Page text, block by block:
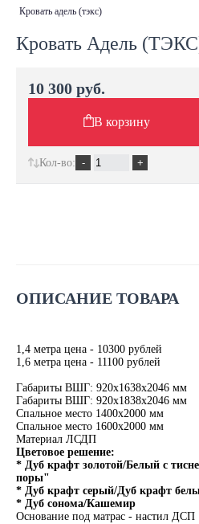
кровать адель (тэкс)
Кровать Адель
ОПИСАНИЕ ТОВАРА
1,4 метра цена - 10300 рублей
1,6 метра цена - 11100 рублей
Габариты ВШГ: 920х1638х2046 мм
Габариты ВШГ: 920х1838х2046 мм
Спальное место 1400х2000 мм
Спальное место 1600х2000 мм
Материал ЛСДП
Цветовое решение:
* Дуб крафт золотой/Белый с
поры"
* Дуб крафт серый/Дуб крафт
* Дуб сонома/Кашемир
Основание под матрас - настил ДСП
10 300 руб.
В корзину
Кол-во: